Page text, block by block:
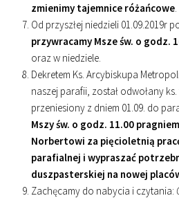
zmienimy tajemnice różańcowe.
Od przyszłej niedzieli 01.09.2019r
przywracamy Msze św. o godz.
oraz w niedziele.
Dekretem Ks. Arcybiskupa
naszej parafii, został odwołany
przeniesiony z dniem 01.09. do
Mszy św. o godz. 11.00
Norbertowi za pięcioletnią
parafialnej i wypraszać
duszpasterskiej na nowej
Zachęcamy do nabycia i czytania: